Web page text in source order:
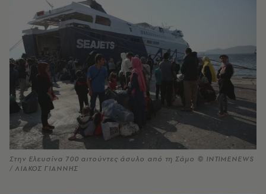
Στην Ελευσίνα 700 αιτούντες άσυλο από τη Σάμο © INTIMENEWS
/ ΛΙΑΚΟΣ ΓΙΑΝΝΗΣ